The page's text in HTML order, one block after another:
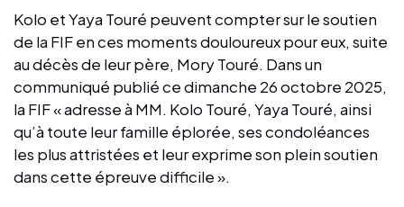
Kolo et Yaya Touré peuvent compter sur le soutien
de la FIF en ces moments douloureux pour eux, suite
au décès de leur père, Mory Touré. Dans un
communiqué publié ce dimanche 26 octobre 2025,
la FIF « adresse à MM. Kolo Touré, Yaya Touré, ainsi
qu’à toute leur famille éplorée, ses condoléances
les plus attristées et leur exprime son plein soutien
dans cette épreuve difficile ».